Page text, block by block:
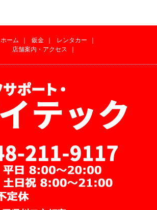
ホーム 鈑金 レンタカー
店舗案内・アクセス